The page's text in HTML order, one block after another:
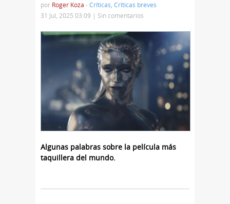
por Roger Koza -Críticas Críticas breves
31 Jul, 2025 03:09 | Sin comentarios
Algunas palabras sobre la película más
taquillera del mundo.